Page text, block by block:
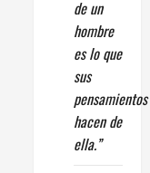
de un
hombre
es lo que
sus
pensamientos
hacen de
ella.”